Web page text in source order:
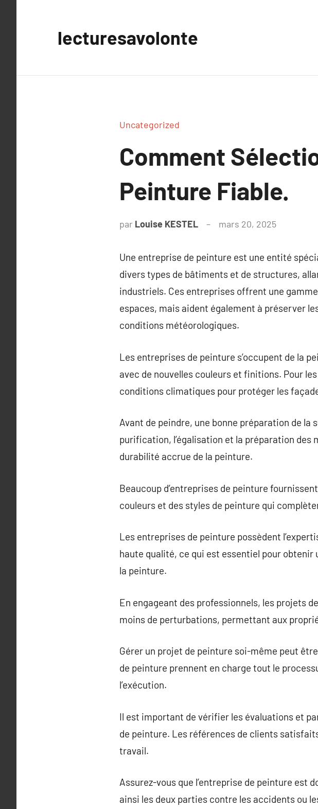
lecturesavolonte
Uncategorized
Comment
Peinture Fiable.
par Louise KESTEL mars 20, 2025
Une entreprise de peinture est une entité
divers types de bâtiments et de structures,
industriels. Ces entreprises offrent une
espaces, mais aident également à préserver
conditions météorologiques.
Les entreprises de peinture s’occupent de la
avec de nouvelles couleurs et finitions. Pour
conditions climatiques pour protéger les
Avant de peindre, une bonne préparation de
purification, l’égalisation et la préparation des
durabilité accrue de la peinture.
Beaucoup d’entreprises de peinture
couleurs et des styles de peinture qui
Les entreprises de peinture possèdent
haute qualité, ce qui est essentiel pour
la peinture.
En engageant des professionnels, les projets
moins de perturbations, permettant aux
Gérer un projet de peinture soi-même peut
de peinture prennent en charge tout le
l’exécution.
Il est important de vérifier les évaluations et
de peinture. Les références de clients
travail.
Assurez-vous que l’entreprise de peinture est
ainsi les deux parties contre les accidents ou